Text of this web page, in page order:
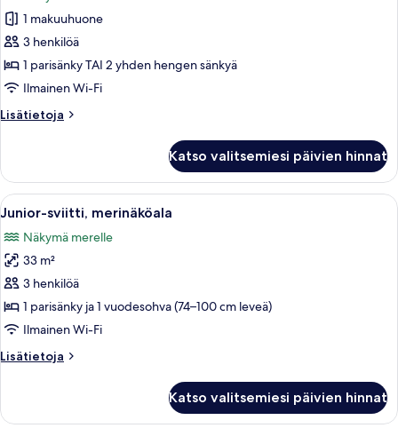
Huone,
esteetön,
merinäköala
(Universal)
1 makuuhuone
3 henkilöä
1 parisänky TAI 2 yhden hengen sänkyä
Ilmainen Wi-Fi
Lisätietoja
Lisätietoja
merinäköala
(Universal)
Katso valitsemiesi päivien hinnat
Avaa
kaikki
huonetyypin
Junior-
sviitti,
merinäköala
kuvat
Hotellihuone, jossa on sänky,
3
Junior-sviitti, merinäköala
Näkymä merelle
33 m²
3 henkilöä
1 parisänky ja 1 vuodesohva (74–100 cm leveä)
Ilmainen Wi-Fi
Lisätietoja
Lisätietoja
merinäköala
Katso valitsemiesi päivien hinnat